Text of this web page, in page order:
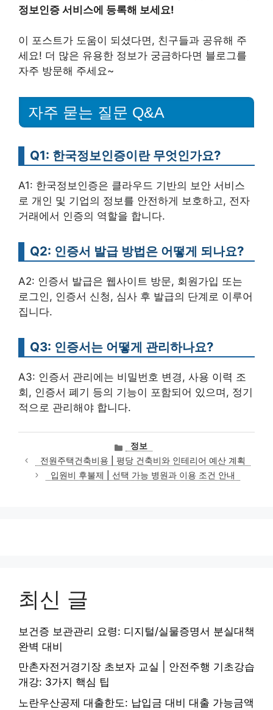
정보인증 서비스에 등록해 보세요!
이 포스트가 도움이 되셨다면, 친구들과 공유해 주
세요! 더 많은 유용한 정보가 궁금하다면 블로그를
자주 방문해 주세요~
자주 묻는 질문 Q&A
Q1: 한국정보인증이란 무엇인가요?
A1: 한국정보인증은 클라우드 기반의 보안 서비스
로 개인 및 기업의 정보를 안전하게 보호하고, 전자
거래에서 인증의 역할을 합니다.
Q2: 인증서 발급 방법은 어떻게 되나요?
A2: 인증서 발급은 웹사이트 방문, 회원가입 또는
로그인, 인증서 신청, 심사 후 발급의 단계로 이루어
집니다.
Q3: 인증서는 어떻게 관리하나요?
A3: 인증서 관리에는 비밀번호 변경, 사용 이력 조
회, 인증서 폐기 등의 기능이 포함되어 있으며, 정기
적으로 관리해야 합니다.
카
테
고
리
정보
전원주택건축비용 | 평당 건축비와 인테리어 예산 계획
입원비 후불제 | 선택 가능 병원과 이용 조건 안내
최신 글
보건증 보관관리 요령: 디지털/실물증명서 분실대책
완벽 대비
만촌자전거경기장 초보자 교실 | 안전주행 기초강습
개강: 3가지 핵심 팁
노란우산공제 대출한도: 납입금 대비 대출 가능금액